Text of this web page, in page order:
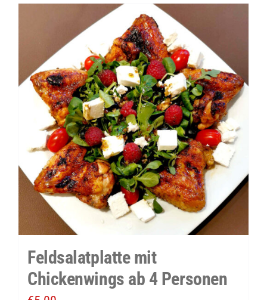
Feldsalatplatte mit
Chickenwings ab 4 Personen